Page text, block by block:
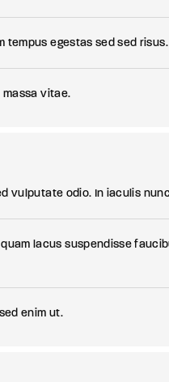
tempus egestas sed sed risus.
vitae.
vulputate odio. In iaculis
lacus suspendisse
enim ut.